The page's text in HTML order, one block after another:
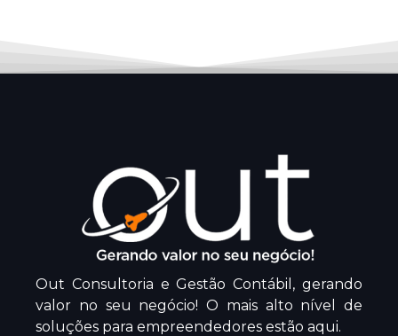
Out Consultoria e Gestão Contábil, gerando
valor no seu negócio! O mais alto nível de
soluções para empreendedores estão aqui.